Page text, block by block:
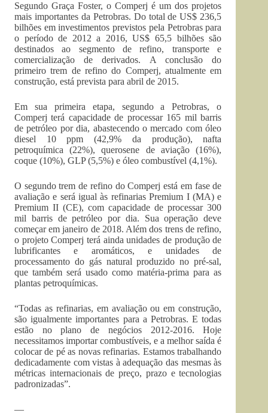
Segundo Graça Foster, o Comperj é um dos projetos
mais importantes da Petrobras. Do total de US$ 236,5
bilhões em investimentos previstos pela Petrobras para
o período de 2012 a 2016, US$ 65,5 bilhões são
destinados ao segmento de refino, transporte e
comercialização de derivados. A conclusão do
primeiro trem de refino do Comperj, atualmente em
construção, está prevista para abril de 2015.
Em sua primeira etapa, segundo a Petrobras, o
Comperj terá capacidade de processar 165 mil barris
de petróleo por dia, abastecendo o mercado com óleo
diesel 10 ppm (42,9% da produção), nafta
petroquímica (22%), querosene de aviação (16%),
coque (10%), GLP (5,5%) e óleo combustível (4,1%).
O segundo trem de refino do Comperj está em fase de
avaliação e será igual às refinarias Premium I (MA) e
Premium II (CE), com capacidade de processar 300
mil barris de petróleo por dia. Sua operação deve
começar em janeiro de 2018. Além dos trens de refino,
o projeto Comperj terá ainda unidades de produção de
lubrificantes e aromáticos, e unidades de
processamento do gás natural produzido no pré-sal,
que também será usado como matéria-prima para as
plantas petroquímicas.
“Todas as refinarias, em avaliação ou em construção,
são igualmente importantes para a Petrobras. E todas
estão no plano de negócios 2012-2016. Hoje
necessitamos importar combustíveis, e a melhor saída é
colocar de pé as novas refinarias. Estamos trabalhando
dedicadamente com vistas à adequação das mesmas às
métricas internacionais de preço, prazo e tecnologias
padronizadas”.
—